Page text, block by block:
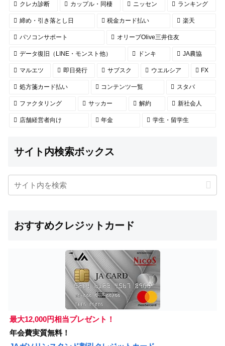
クレカ診断 カップル・同棲 ニッセン ランキング
締め・引き落とし日 税金カード払い 楽天
パソコンサポート オリーブOlive三井住友
データ復旧（LINE・モンスト他） ドンキ JA農協
マルエツ 即日発行 サブスク ウエルシア FX
処方箋カード払い コンテンツ一覧 スタバ
ファクタリング サッカー 解約 新社会人
店舗経営者向け 年金 学生・留学生
サイト内検索ボックス
おすすめクレジットカード
最大12,000円相当プレゼント！
年会費実質無料！